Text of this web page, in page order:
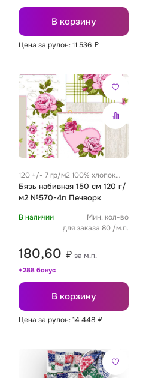
В корзину
Цена за рулон: 11 536 ₽
120 +/- 7 гр/м2 100% хлопок
0.32 м
Бязь набивная 150 см 120 г/
м2 №570-4п Печворк
В наличии
Мин. кол-во
для заказа 80 /м.п.
180,60 ₽ за м.п.
+288 бонус
В корзину
Цена за рулон: 14 448 ₽